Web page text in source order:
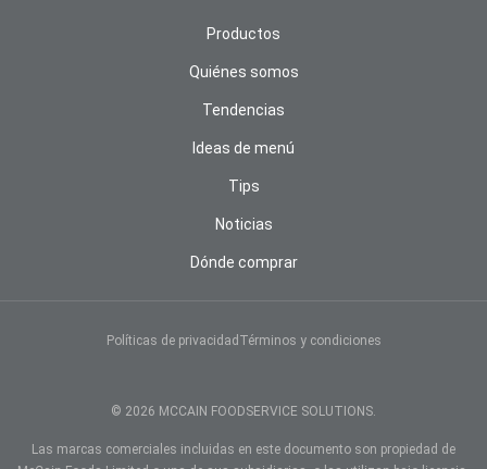
Productos
Quiénes somos
Tendencias
Ideas de menú
Tips
Noticias
Dónde comprar
Políticas de privacidad Términos y condiciones
© 2026 MCCAIN FOODSERVICE SOLUTIONS.
Las marcas comerciales incluidas en este documento son propiedad de
mejor experiencia en línea. Al continuar utilizando
Global para saber más sobre las cookies y otras
tecnologías y la manera de administrarlas.